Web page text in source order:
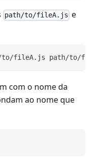
path/to/fileA.js e
to/fileA.js path/to/
com o nome da
ao nome que